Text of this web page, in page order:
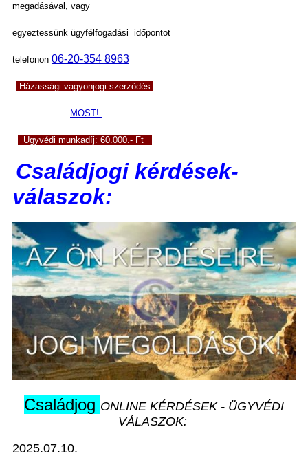
megadásával, vagy
egyeztessünk ügyfélfogadási időpontot
telefonon 06-20-354 8963
Házassági vagyonjogi szerződés
MOST!
Ügyvédi munkadíj: 60.000.- Ft
Családjogi kérdések-
válaszok:
Családjog ONLINE KÉRDÉSEK - ÜGYVÉDI
VÁLASZOK:
2025.07.10.